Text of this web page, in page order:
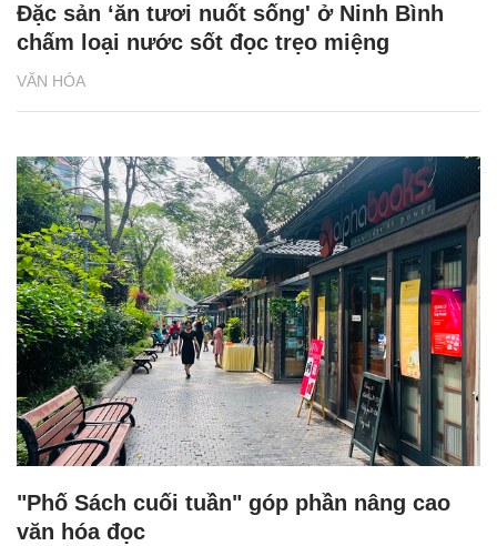
VĂN HÓA
Đặc sản ‘ăn tươi nuốt sống' ở Ninh Bình
chấm loại nước sốt đọc trẹo miệng
"Phố Sách cuối tuần" góp phần nâng cao
văn hóa đọc